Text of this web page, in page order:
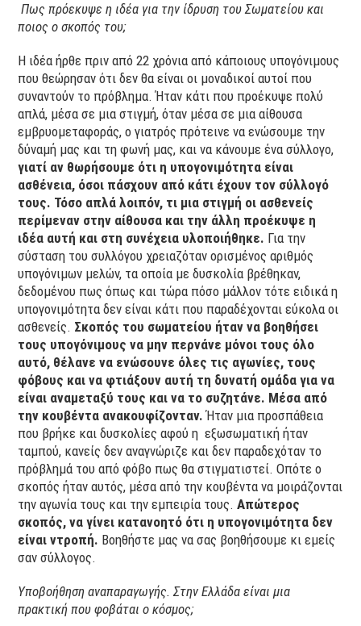
Πως πρόεκυψε η ιδέα για την ίδρυση του Σωματείου και
ποιος ο σκοπός του;
Η ιδέα ήρθε πριν από 22 χρόνια από κάποιους υπογόνιμους
που θεώρησαν ότι δεν θα είναι οι μοναδικοί αυτοί που
συναντούν το πρόβλημα. Ήταν κάτι που προέκυψε πολύ
απλά, μέσα σε μια στιγμή, όταν μέσα σε μια αίθουσα
εμβρυομεταφοράς, ο γιατρός πρότεινε να ενώσουμε την
δύναμή μας και τη φωνή μας, και να κάνουμε ένα σύλλογο,
γιατί αν θωρήσουμε ότι η υπογονιμότητα είναι
ασθένεια, όσοι πάσχουν από κάτι έχουν τον σύλλογό
τους. Τόσο απλά λοιπόν, τι μια στιγμή οι ασθενείς
περίμεναν στην αίθουσα και την άλλη προέκυψε η
ιδέα αυτή και στη συνέχεια υλοποιήθηκε. Για την
σύσταση του συλλόγου χρειαζόταν ορισμένος αριθμός
υπογόνιμων μελών, τα οποία με δυσκολία βρέθηκαν,
δεδομένου πως όπως και τώρα πόσο μάλλον τότε ειδικά η
υπογονιμότητα δεν είναι κάτι που παραδέχονται εύκολα οι
ασθενείς. Σκοπός του σωματείου ήταν να βοηθήσει
τους υπογόνιμους να μην περνάνε μόνοι τους όλο
αυτό, θέλανε να ενώσουνε όλες τις αγωνίες, τους
φόβους και να φτιάξουν αυτή τη δυνατή ομάδα για να
είναι αναμεταξύ τους και να το συζητάνε. Μέσα από
την κουβέντα ανακουφίζονταν. Ήταν μια προσπάθεια
που βρήκε και δυσκολίες αφού η εξωσωματική ήταν
ταμπού, κανείς δεν αναγνώριζε και δεν παραδεχόταν το
πρόβλημά του από φόβο πως θα στιγματιστεί. Οπότε ο
σκοπός ήταν αυτός, μέσα από την κουβέντα να μοιράζονται
την αγωνία τους και την εμπειρία τους.Απώτερος
σκοπός, να γίνει κατανοητό ότι η υπογονιμότητα δεν
είναι ντροπή. Βοηθήστε μας να σας βοηθήσουμε κι εμείς
σαν σύλλογος.
Υποβοήθηση αναπαραγωγής. Στην Ελλάδα είναι μια
πρακτική που φοβάται ο κόσμος;